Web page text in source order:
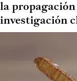
la
investigación